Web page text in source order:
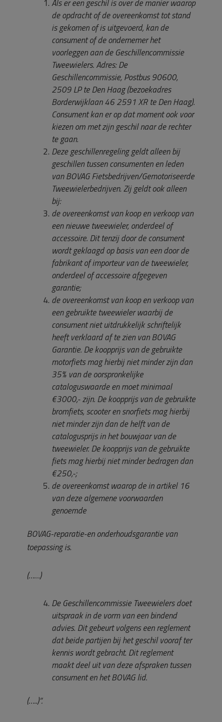
Als er een geschil is over de manier waarop
de opdracht of de overeenkomst tot stand
is gekomen of is uitgevoerd, kan de
consument of de ondernemer het
voorleggen aan de Geschillencommissie
Tweewielers. Adres: De
Geschillencommissie, Postbus 90600,
2509 LP te Den Haag (bezoekadres
Borderwijklaan 46 2591 XR te Den Haag).
Consument kan er op dat moment ook voor
kiezen om met zijn geschil naar de rechter
te gaan.
Deze geschillenregeling geldt alleen bij
geschillen tussen consumenten en leden
van BOVAG Fietsbedrijven/Gemotoriseerde
Tweewielerbedrijven. Zij geldt ook alleen
bij:
de overeenkomst van koop en verkoop van
een nieuwe tweewieler, onderdeel of
accessoire. Dit tenzij door de consument
wordt geklaagd op basis van een door de
fabrikant of importeur van de tweewieler,
onderdeel of accessoire afgegeven
garantie;
de overeenkomst van koop en verkoop van
een gebruikte tweewieler waarbij de
consument niet uitdrukkelijk schriftelijk
heeft verklaard af te zien van BOVAG
Garantie. De koopprijs van de gebruikte
motorfiets mag hierbij niet minder zijn dan
35% van de oorspronkelijke
cataloguswaarde en moet minimaal
€3000,- zijn. De koopprijs van de gebruikte
bromfiets, scooter en snorfiets mag hierbij
niet minder zijn dan de helft van de
catalogusprijs in het bouwjaar van de
tweewieler. De koopprijs van de gebruikte
fiets mag hierbij niet minder bedragen dan
€250,-;
de overeenkomst waarop de in artikel 16
van deze algemene voorwaarden
genoemde
BOVAG-reparatie-en onderhoudsgarantie van
toepassing is.
(……)
De Geschillencommissie Tweewielers doet
uitspraak in de vorm van een bindend
advies. Dit gebeurt volgens een reglement
dat beide partijen bij het geschil vooraf ter
kennis wordt gebracht. Dit reglement
maakt deel uit van deze afspraken tussen
consument en het BOVAG lid.
(…..)”.